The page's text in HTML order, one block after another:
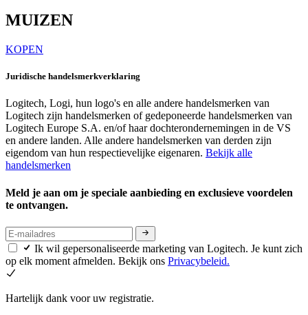
MUIZEN
KOPEN
Juridische handelsmerkverklaring
Logitech, Logi, hun logo's en alle andere handelsmerken van
Logitech zijn handelsmerken of gedeponeerde handelsmerken van
Logitech Europe S.A. en/of haar dochterondernemingen in de VS
en andere landen. Alle andere handelsmerken van derden zijn
eigendom van hun respectievelijke eigenaren. Bekijk alle
handelsmerken
Meld je aan om je speciale aanbieding en exclusieve voordelen
te ontvangen.
Ik wil gepersonaliseerde marketing van Logitech. Je kunt zich
op elk moment afmelden. Bekijk ons Privacybeleid.
Hartelijk dank voor uw registratie.